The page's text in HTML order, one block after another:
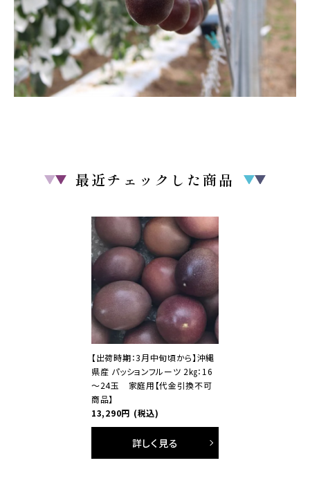
最近チェックした商品
【出荷時期：3月中旬頃から】沖縄
県産 パッションフルーツ 2㎏：16
～24玉 家庭用【代金引換不可
商品】
13,290円 (税込)
詳しく見る